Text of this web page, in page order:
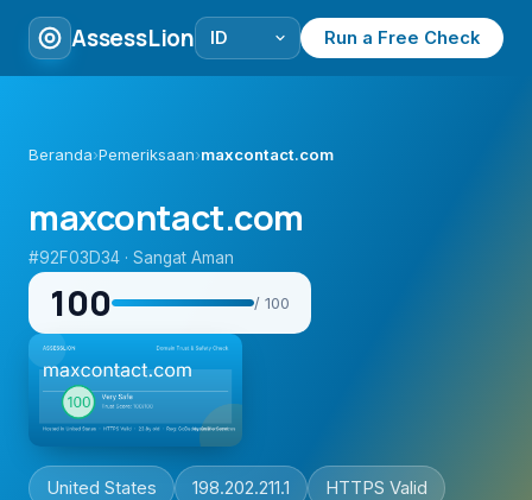
AssessLion Run a Free Check
Beranda›Pemeriksaan›maxcontact.com
maxcontact.com
#92F03D34 · Sangat Aman
100 / 100
United States 198.202.211.1 HTTPS Valid